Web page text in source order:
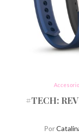
#TECH:
Por